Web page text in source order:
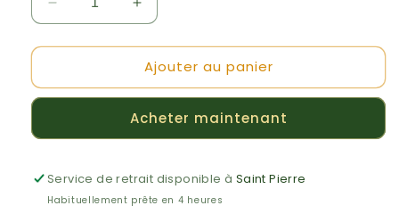
Réduire
la
quantité
Duo
Réveil
La
Augmenter
la
quantité
de
Duo
Réveil
-
La
Ajouter au panier
Acheter maintenant
Service de retrait disponible à Saint Pierre
Habituellement prête en 4 heures